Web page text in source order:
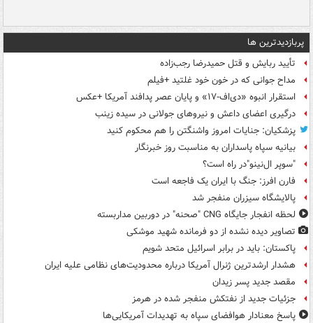
پربازدیدترین ها
تأیید ربایش و قتل حمیدرضا رجب‌زاده
مداح جوانی که در خون خود غلتید +فیلم
استقرار انبوه «دی‌اف‑۱۷» و پایان عصر پدافند آمریکا +عکس
درگیری اعضای داعش و نیروهای جولانی در سیده زینب
پزشکیان: جنایات امروز واشنگتن را هم محکوم کنید
بیانیه سپاه پاسداران به مناسبت روز خبرنگار
"سوپر ال‌نینو"در راه است؟
فارن افرز: جنگ با ایران یک فاجعه است
پالایشگاه سیزران منفجر شد
لحظه انفجار جایگاه CNG "صحنه" در دوربین مداربسته
تصاویر دیده‌ نشده از دو فرمانده شهید موشکی
پاکستان: باید در برابر اسرائیل متحد شویم
هشدار ارشدترین ژنرال آمریکا درباره محدودیت‌های نظامی علیه ایران
مقصد جدید پسر زیدان
جزئیات جدید از نفتکش منفجر شده در هرمز
پاسخ معنادار هوافضای سپاه به تهدیدات آمریکایی‌ها